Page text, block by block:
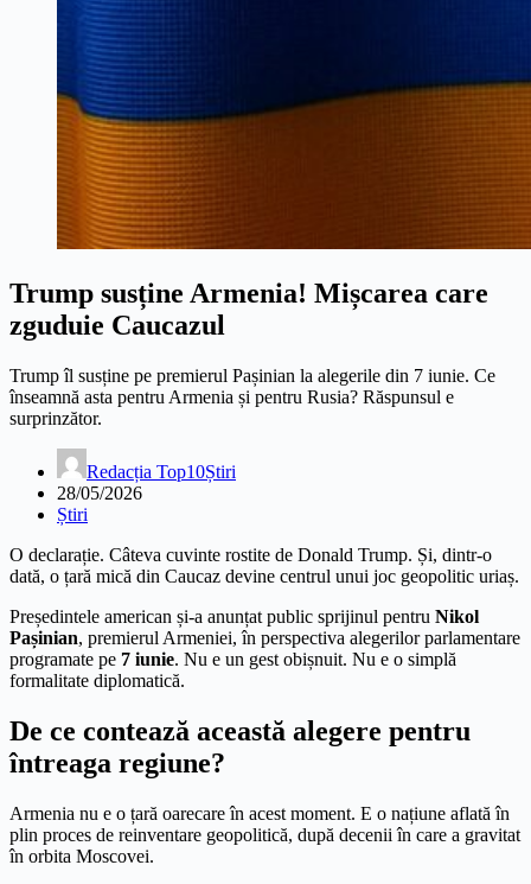
Trump susține Armenia! Mișcarea care
zguduie Caucazul
Trump îl susține pe premierul Pașinian la alegerile din 7 iunie. Ce
înseamnă asta pentru Armenia și pentru Rusia? Răspunsul e
surprinzător.
Redacția Top10Știri
28/05/2026
Știri
O declarație. Câteva cuvinte rostite de Donald Trump. Și, dintr-o
dată, o țară mică din Caucaz devine centrul unui joc geopolitic uriaș.
Președintele american și-a anunțat public sprijinul pentru Nikol
Pașinian, premierul Armeniei, în perspectiva alegerilor parlamentare
programate pe 7 iunie. Nu e un gest obișnuit. Nu e o simplă
formalitate diplomatică.
De ce contează această alegere pentru
întreaga regiune?
Armenia nu e o țară oarecare în acest moment. E o națiune aflată în
plin proces de reinventare geopolitică, după decenii în care a gravitat
în orbita Moscovei.